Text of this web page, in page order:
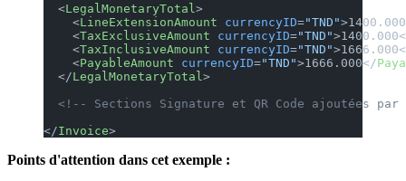
  <
LegalMonetaryTotal >
    <
LineExtensionAmount currencyID="TND"
    <
TaxExclusiveAmount currencyID="TND"
    <
TaxInclusiveAmount currencyID="TND"
    <
PayableAmount currencyID="TND">1666.000</
  </
LegalMonetaryTotal >
<!-- Sections Signature et QR Code ajoutées par
</Invoice>
Points d'attention dans cet exemple :